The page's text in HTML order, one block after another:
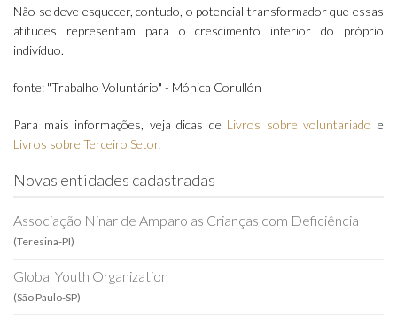
Não se deve esquecer, contudo, o potencial transformador que essas
atitudes representam para o crescimento interior do próprio
indivíduo.
fonte: "Trabalho Voluntário" - Mónica Corullón
Para mais informações, veja dicas de Livros sobre voluntariado e
Livros sobre Terceiro Setor.
Novas entidades cadastradas
Associação Ninar de Amparo as Crianças com Deficiência
(Teresina-PI)
Global Youth Organization
(São Paulo-SP)